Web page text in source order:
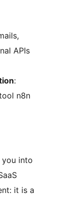
APIs
:
n8n
into
it is a